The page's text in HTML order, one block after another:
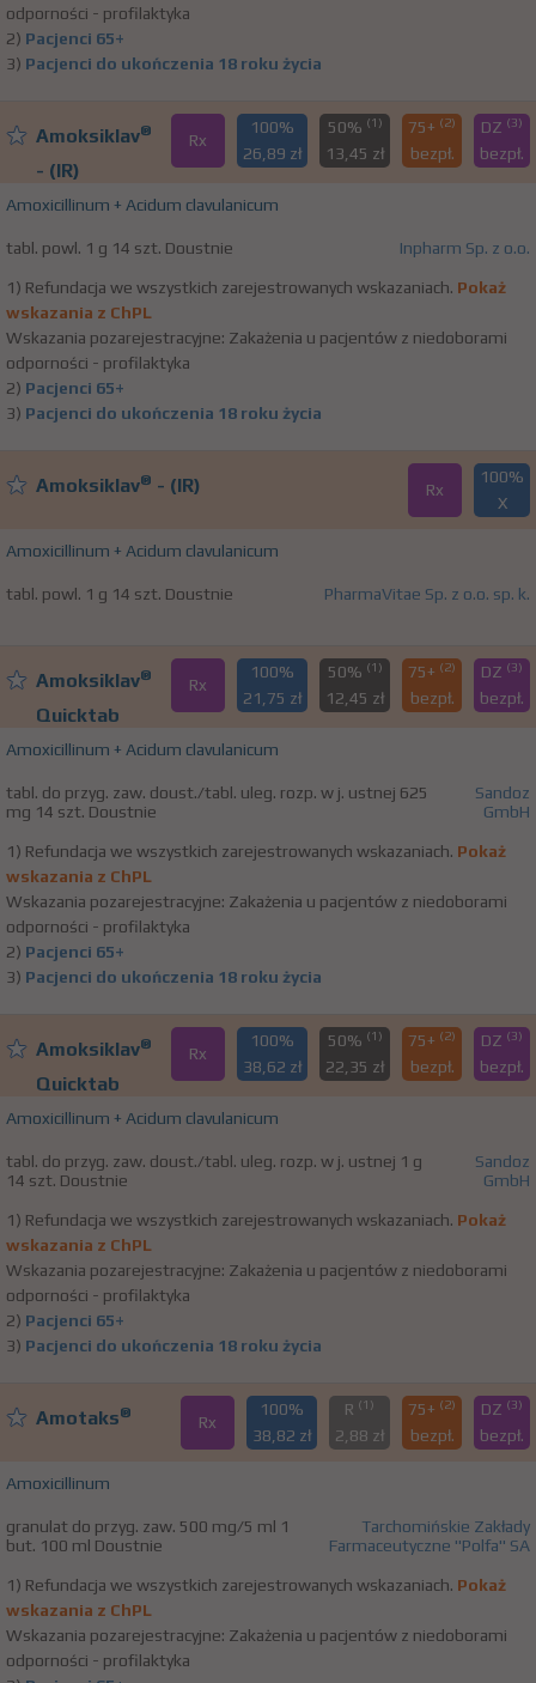
odporności - profilaktyka
2) Pacjenci 65+
3) Pacjenci do ukończenia 18 roku życia
Amoksiklav®
- (IR)
Rx
100%
26,89 zł
50% (1)
13,45 zł
75+ (2)
bezpł.
DZ (3)
bezpł.
Amoxicillinum + Acidum clavulanicum
tabl. powl. 1 g 14 szt. Doustnie Inpharm Sp. z o.o.
1) Refundacja we wszystkich zarejestrowanych wskazaniach. Pokaż
wskazania z ChPL
Wskazania pozarejestracyjne: Zakażenia u pacjentów z niedoborami
odporności - profilaktyka
2) Pacjenci 65+
3) Pacjenci do ukończenia 18 roku życia
Amoksiklav® - (IR) Rx
100%
X
Amoxicillinum + Acidum clavulanicum
tabl. powl. 1 g 14 szt. Doustnie PharmaVitae Sp. z o.o. sp. k.
Amoksiklav®
Quicktab
Rx
100%
21,75 zł
50% (1)
12,45 zł
75+ (2)
bezpł.
DZ (3)
bezpł.
Amoxicillinum + Acidum clavulanicum
tabl. do przyg. zaw. doust./tabl. uleg. rozp. w j. ustnej 625
mg 14 szt. Doustnie
Sandoz
GmbH
1) Refundacja we wszystkich zarejestrowanych wskazaniach. Pokaż
wskazania z ChPL
Wskazania pozarejestracyjne: Zakażenia u pacjentów z niedoborami
odporności - profilaktyka
2) Pacjenci 65+
3) Pacjenci do ukończenia 18 roku życia
Amoksiklav®
Quicktab
Rx
100%
38,62 zł
50% (1)
22,35 zł
75+ (2)
bezpł.
DZ (3)
bezpł.
Amoxicillinum + Acidum clavulanicum
tabl. do przyg. zaw. doust./tabl. uleg. rozp. w j. ustnej 1 g
14 szt. Doustnie
Sandoz
GmbH
1) Refundacja we wszystkich zarejestrowanych wskazaniach. Pokaż
wskazania z ChPL
Wskazania pozarejestracyjne: Zakażenia u pacjentów z niedoborami
odporności - profilaktyka
2) Pacjenci 65+
3) Pacjenci do ukończenia 18 roku życia
Amotaks® Rx
100%
38,82 zł
R (1)
2,88 zł
75+ (2)
bezpł.
DZ (3)
bezpł.
Amoxicillinum
granulat do przyg. zaw. 500 mg/5 ml 1
but. 100 ml Doustnie
Tarchomińskie Zakłady
Farmaceutyczne "Polfa" SA
1) Refundacja we wszystkich zarejestrowanych wskazaniach. Pokaż
wskazania z ChPL
Wskazania pozarejestracyjne: Zakażenia u pacjentów z niedoborami
odporności - profilaktyka